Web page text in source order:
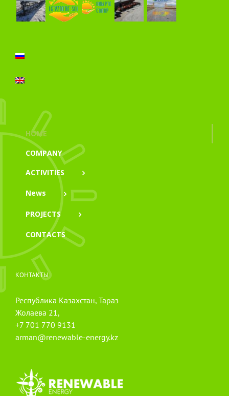
HOME
COMPANY
ACTIVITIES
News
PROJECTS
CONTACTS
КОНТАКТЫ
Республика Казахстан, Тараз
Жолаева 21,
+7 701 770 9131
arman@renewable-energy.kz